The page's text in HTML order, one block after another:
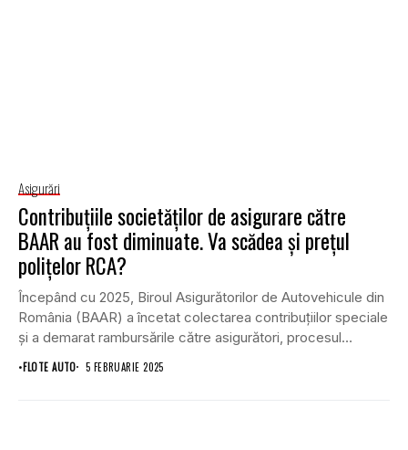
Asigurări
Contribuțiile societăților de asigurare către
BAAR au fost diminuate. Va scădea și prețul
polițelor RCA?
Începând cu 2025, Biroul Asigurătorilor de Autovehicule din
România (BAAR) a încetat colectarea contribuțiilor speciale
și a demarat rambursările către asigurători, procesul
•FLOTE AUTO 5 FEBRUARIE 2025